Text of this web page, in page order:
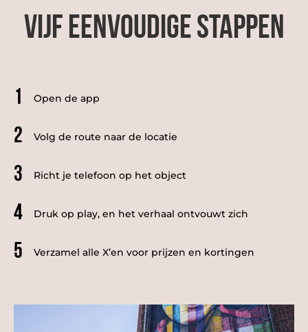
Vijf eenvoudige stappen
1 Open de app
2 Volg de route naar de locatie
3 Richt je telefoon op het object
4 Druk op play, en het verhaal ontvouwt zich
5 Verzamel alle X’en voor prijzen en kortingen